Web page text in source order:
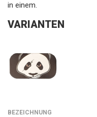
in einem.
VARIANTEN
BEZEICHNUNG